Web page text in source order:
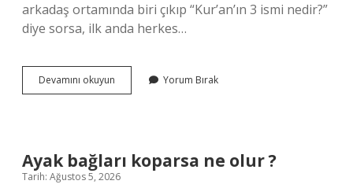
arkadaş ortamında biri çıkıp “Kur’an’ın 3 ismi nedir?”
diye sorsa, ilk anda herkes…
Devamını okuyun Kur’an’ın
3
Yorum Bırak
Ayak bağları koparsa ne olur ?
Tarih: Ağustos 5, 2026